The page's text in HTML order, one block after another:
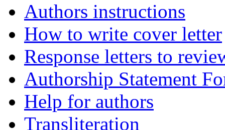
Authors instructions
How to write cover letter
Response letters to
Authorship Statement
Help for authors
Transliteration